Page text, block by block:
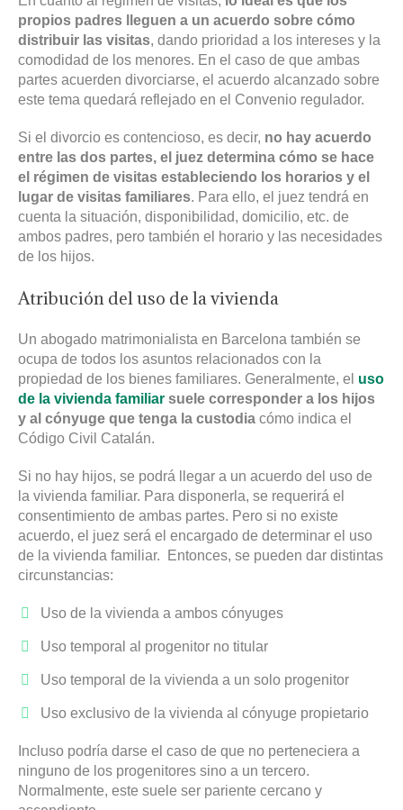
propios padres lleguen a un acuerdo sobre cómo
distribuir las visitas, dando prioridad a los intereses y la
comodidad de los menores. En el caso de que ambas
partes acuerden divorciarse, el acuerdo alcanzado sobre
este tema quedará reflejado en el Convenio regulador.
Si el divorcio es contencioso, es decir, no hay acuerdo
entre las dos partes, el juez determina cómo se hace
el régimen de visitas estableciendo los horarios y el
lugar de visitas familiares. Para ello, el juez tendrá en
cuenta la situación, disponibilidad, domicilio, etc. de
ambos padres, pero también el horario y las necesidades
de los hijos.
Atribución del uso de la vivienda
Un abogado matrimonialista en Barcelona también se
ocupa de todos los asuntos relacionados con la
propiedad de los bienes familiares. Generalmente, el uso
de la vivienda familiar suele corresponder a los hijos
y al cónyuge que tenga la custodia cómo indica el
Código Civil Catalán.
Si no hay hijos, se podrá llegar a un acuerdo del uso de
la vivienda familiar. Para disponerla, se requerirá el
consentimiento de ambas partes. Pero si no existe
acuerdo, el juez será el encargado de determinar el uso
de la vivienda familiar. Entonces, se pueden dar distintas
circunstancias:
Uso de la vivienda a ambos cónyuges
Uso temporal al progenitor no titular
Uso temporal de la vivienda a un solo progenitor
Uso exclusivo de la vivienda al cónyuge propietario
Incluso podría darse el caso de que no perteneciera a
ninguno de los progenitores sino a un tercero.
Normalmente, este suele ser pariente cercano y